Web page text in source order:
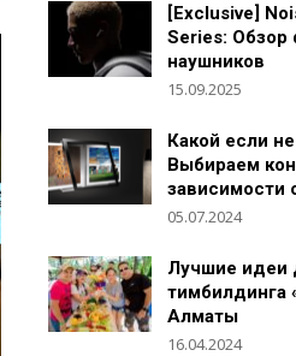
[Exclusive]
Series: Обзор
наушников
15.09.2025
Какой если
Выбираем
зависимости
05.07.2024
Лучшие идеи
тимбилдинга
Алматы
16.04.2024